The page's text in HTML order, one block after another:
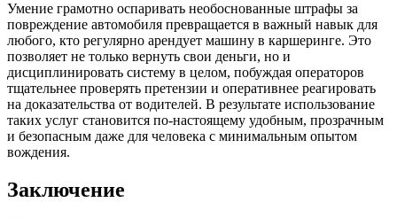
Умение грамотно оспаривать необоснованные штрафы за
повреждение автомобиля превращается в важный навык для
любого, кто регулярно арендует машину в каршеринге. Это
позволяет не только вернуть свои деньги, но и
дисциплинировать систему в целом, побуждая операторов
тщательнее проверять претензии и оперативнее реагировать
на доказательства от водителей. В результате использование
таких услуг становится по-настоящему удобным, прозрачным
и безопасным даже для человека с минимальным опытом
вождения.
Заключение